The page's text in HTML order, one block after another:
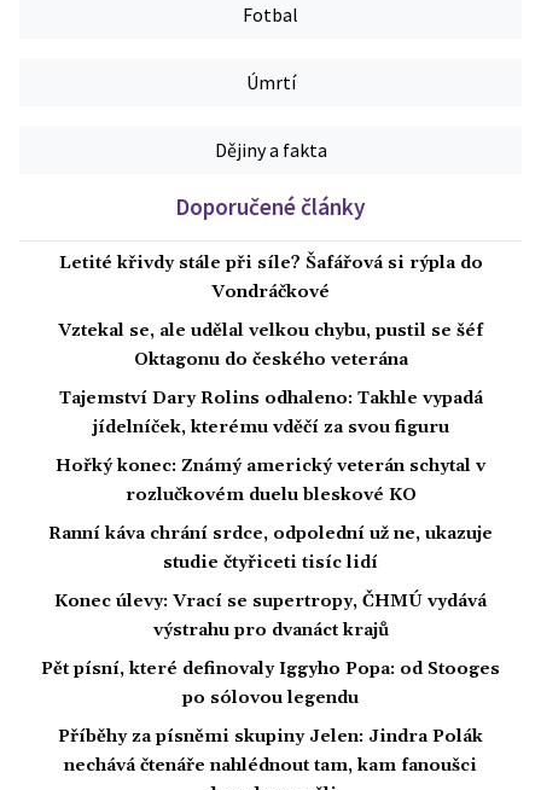
Fotbal
Úmrtí
Dějiny a fakta
Doporučené články
Letité křivdy stále při síle? Šafářová si rýpla do
Vondráčkové
Vztekal se, ale udělal velkou chybu, pustil se šéf
Oktagonu do českého veterána
Tajemství Dary Rolins odhaleno: Takhle vypadá
jídelníček, kterému vděčí za svou figuru
Hořký konec: Známý americký veterán schytal v
rozlučkovém duelu bleskové KO
Ranní káva chrání srdce, odpolední už ne, ukazuje
studie čtyřiceti tisíc lidí
Konec úlevy: Vrací se supertropy, ČHMÚ vydává
výstrahu pro dvanáct krajů
Pět písní, které definovaly Iggyho Popa: od Stooges
po sólovou legendu
Příběhy za písněmi skupiny Jelen: Jindra Polák
nechává čtenáře nahlédnout tam, kam fanoušci